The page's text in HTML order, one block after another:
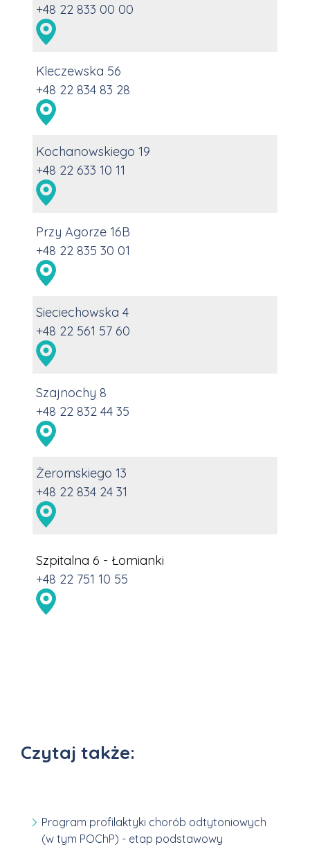
+48 22 833 00 00
Kleczewska 56
+48 22 834 83 28
Kochanowskiego 19
+48 22 633 10 11
Przy Agorze 16B
+48 22 835 30 01
Sieciechowska 4
+48 22 561 57 60
Szajnochy 8
+48 22 832 44 35
Żeromskiego 13
+48 22 834 24 31
Szpitalna 6 - Łomianki
+48 22 751 10 55
Czytaj także:
Program profilaktyki chorób odtytoniowych
(w tym POChP) - etap podstawowy